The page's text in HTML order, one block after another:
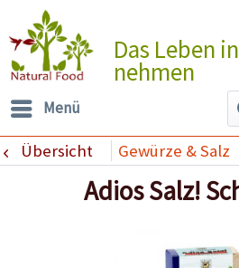
Das Leben
nehmen
Menü
Übersicht Gewürze & Salz
Adios Salz!